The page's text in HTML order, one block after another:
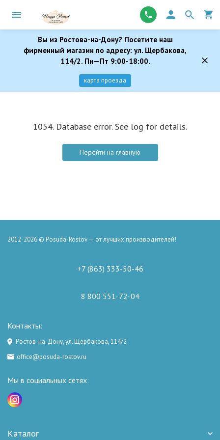
Вы из Ростова-на-Дону? Посетите наш
фирменный магазин по адресу: ул. Щербакова,
114/2. Пн—Пт 9:00-18:00.
карта проезда
1054. Database error. See log for details.
Перейти на главную
2012-2026 © Posuda-Rostov — от лучших производителей!
+7 (863) 333-50-46
8 800 551-72-04
Контакты:
Ростов-на-Дону, ул. Щербакова, 114/2
office@posuda-rostov.ru
Мы в социальных сетях:
Каталог